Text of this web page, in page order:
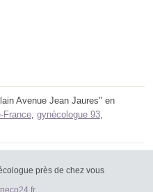
Avenue Jean Jaures" en
France gynécologue 93
près de chez vous